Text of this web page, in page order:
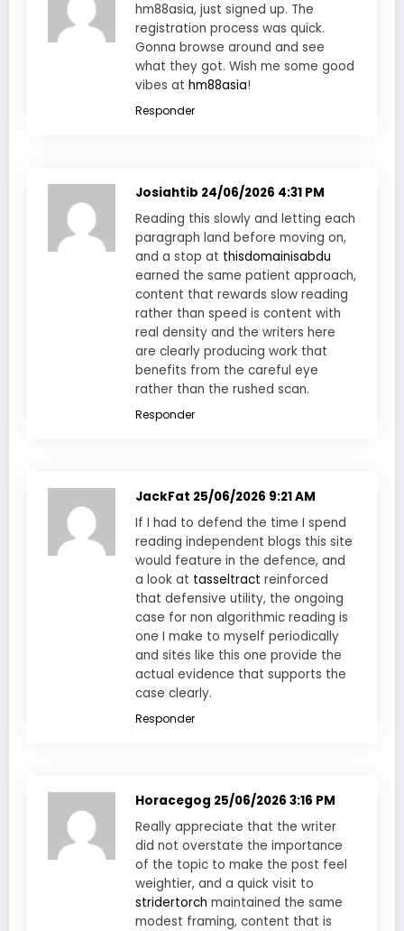
hm88asia, just signed up. The
registration process was quick.
Gonna browse around and see
what they got. Wish me some good
vibes at hm88asia!
Responder
Josiahtib 24/06/2026 4:31 PM
Reading this slowly and letting each
paragraph land before moving on,
and a stop at thisdomainisabdu
earned the same patient approach,
content that rewards slow reading
rather than speed is content with
real density and the writers here
are clearly producing work that
benefits from the careful eye
rather than the rushed scan.
Responder
JackFat 25/06/2026 9:21 AM
If I had to defend the time I spend
reading independent blogs this site
would feature in the defence, and
a look at tasseltract reinforced
that defensive utility, the ongoing
case for non algorithmic reading is
one I make to myself periodically
and sites like this one provide the
actual evidence that supports the
case clearly.
Responder
Horacegog 25/06/2026 3:16 PM
Really appreciate that the writer
did not overstate the importance
of the topic to make the post feel
weightier, and a quick visit to
stridertorch maintained the same
modest framing, content that is